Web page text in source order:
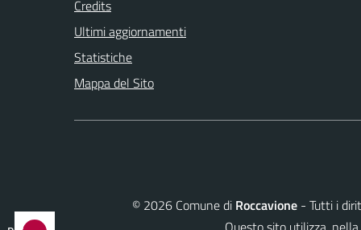
Credits
Ultimi aggiornamenti
Statistiche
Mappa del Sito
© 2026Comune di Roccavione- Tutti i